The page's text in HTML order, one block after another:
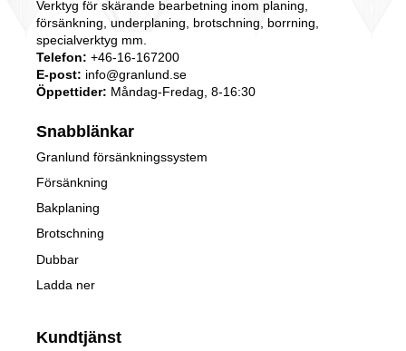
Verktyg för skärande bearbetning inom planing,
försänkning, underplaning, brotschning, borrning,
specialverktyg mm.
Telefon: +46-16-167200
E-post: info@granlund.se
Öppettider: Måndag-Fredag, 8-16:30
Snabblänkar
Granlund försänkningssystem
Försänkning
Bakplaning
Brotschning
Dubbar
Ladda ner
Kundtjänst